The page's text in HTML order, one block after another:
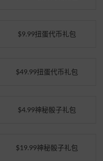
$9.99扭蛋代币礼包
$49.99扭蛋代币礼包
$4.99神秘骰子礼包
$19.99神秘骰子礼包